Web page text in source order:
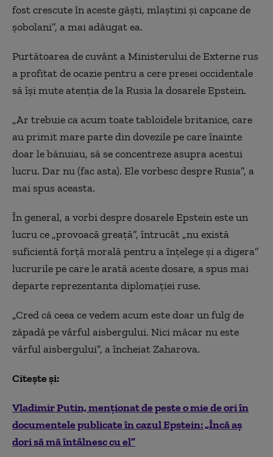
fost crescute în aceste găşti, mlaştini şi capcane de
şobolani”, a mai adăugat ea.
Purtătoarea de cuvânt a Ministerului de Externe rus
a profitat de ocazie pentru a cere presei occidentale
să îşi mute atenţia de la Rusia la dosarele Epstein.
„Ar trebuie ca acum toate tabloidele britanice, care
au primit mare parte din dovezile pe care înainte
doar le bănuiau, să se concentreze asupra acestui
lucru. Dar nu (fac asta). Ele vorbesc despre Rusia”, a
mai spus aceasta.
În general, a vorbi despre dosarele Epstein este un
lucru ce „provoacă greaţă”, întrucât „nu există
suficientă forţă morală pentru a înţelege şi a digera”
lucrurile pe care le arată aceste dosare, a spus mai
departe reprezentanta diplomaţiei ruse.
„Cred că ceea ce vedem acum este doar un fulg de
zăpadă pe vârful aisbergului. Nici măcar nu este
vârful aisbergului”, a încheiat Zaharova.
Citește și:
Vladimir Putin, menționat de peste o mie de ori în
documentele publicate în cazul Epstein: „Încă aș
dori să mă întâlnesc cu el”